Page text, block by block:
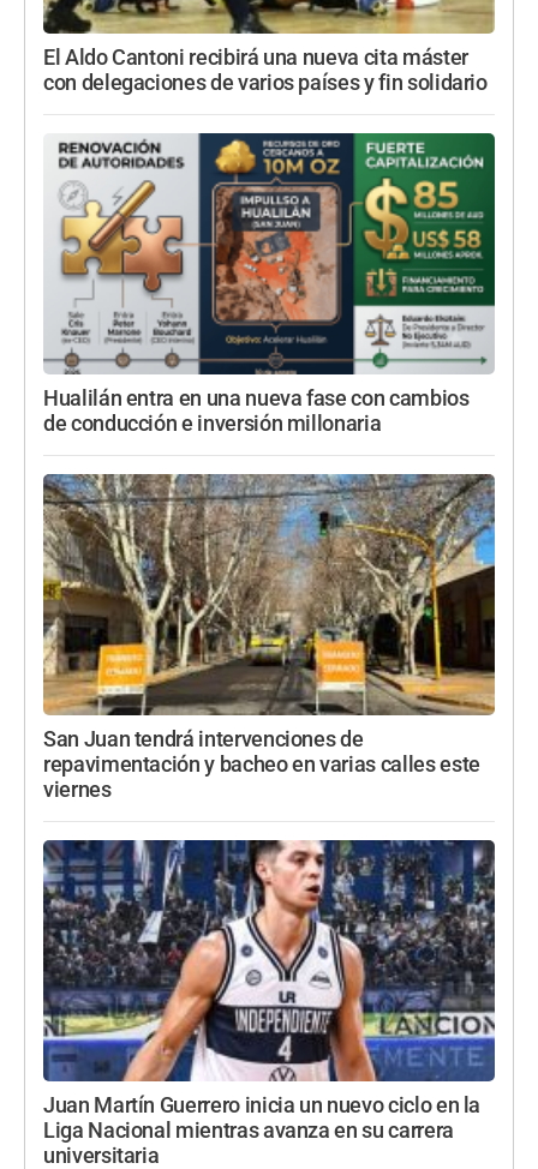
El Aldo Cantoni recibirá una nueva cita máster
con delegaciones de varios países y fin solidario
Hualilán entra en una nueva fase con cambios
de conducción e inversión millonaria
San Juan tendrá intervenciones de
repavimentación y bacheo en varias calles este
viernes
Juan Martín Guerrero inicia un nuevo ciclo en la
Liga Nacional mientras avanza en su carrera
universitaria